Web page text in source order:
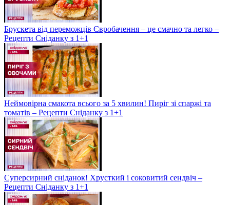
Брускета від переможців Євробачення – це смачно та легко –
Рецепти Сніданку з 1+1
Неймовірна смакота всього за 5 хвилин! Пиріг зі спаржі та
томатів – Рецепти Сніданку з 1+1
Суперсирний сніданок! Хрусткий і соковитий сендвіч –
Рецепти Сніданку з 1+1